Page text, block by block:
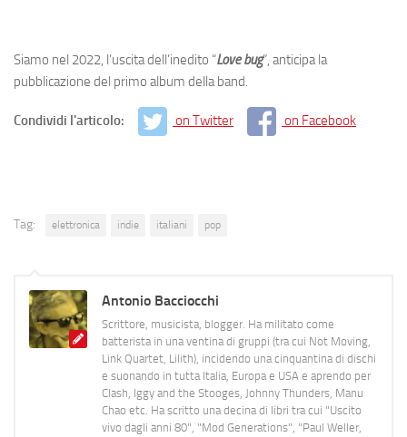
Siamo nel 2022, l’uscita dell’inedito “Love bug”, anticipa la
pubblicazione del primo album della band.
Condividi l'articolo: on Twitter on Facebook
Tag: elettronica indie italiani pop
Antonio Bacciocchi
Scrittore, musicista, blogger. Ha militato come
batterista in una ventina di gruppi (tra cui Not Moving,
Link Quartet, Lilith), incidendo una cinquantina di dischi
e suonando in tutta Italia, Europa e USA e aprendo per
Clash, Iggy and the Stooges, Johnny Thunders, Manu
Chao etc. Ha scritto una decina di libri tra cui "Uscito
vivo dagli anni 80", "Mod Generations", "Paul Weller,